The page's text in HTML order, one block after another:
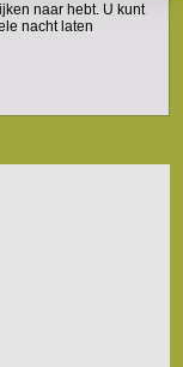
naar hebt. U kunt
nacht laten